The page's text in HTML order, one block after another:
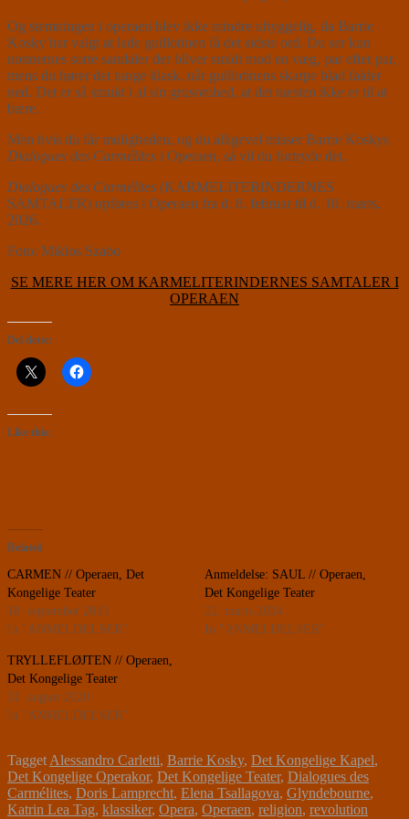
Og stemningen i operaen blev ikke mindre uhyggelig, da Barrie
Kosky har valgt at lade guillotinen få det sidste ord. Du ser kun
nonnernes sorte sandaler der bliver smidt mod en væg, par efter par,
mens du hører det tunge klask, når guillotinens skarpe blad falder
ned. Det er så smukt i al sin grusomhed, at det næsten ikke er til at
bære.
Men hvis du får muligheden, og du alligevel misser Barrie Koskys
Dialogues des Carmélites i Operaen, så vil du fortryde det.
Dialogues des Carmélites (KARMELITERINDERNES
SAMTALER) opføres i Operaen fra d. 8. februar til d. 10. marts,
2026.
Foto: Miklos Szabo
SE MERE HER OM KARMELITERINDERNES SAMTALER I
OPERAEN
Del dette:
Like this:
Related
CARMEN // Operaen, Det
Kongelige Teater
18. september 2019
In "ANMELDELSER"
Anmeldelse: SAUL // Operaen,
Det Kongelige Teater
22. marts 2024
In "ANMELDELSER"
TRYLLEFLØJTEN // Operaen,
Det Kongelige Teater
31. august 2020
In "ANMELDELSER"
Tagget Alessandro Carletti, Barrie Kosky, Det Kongelige Kapel,
Det Kongelige Operakor, Det Kongelige Teater, Dialogues des
Carmélites, Doris Lamprecht, Elena Tsallagova, Glyndebourne,
Katrin Lea Tag, klassiker, Opera, Operaen, religion, revolution